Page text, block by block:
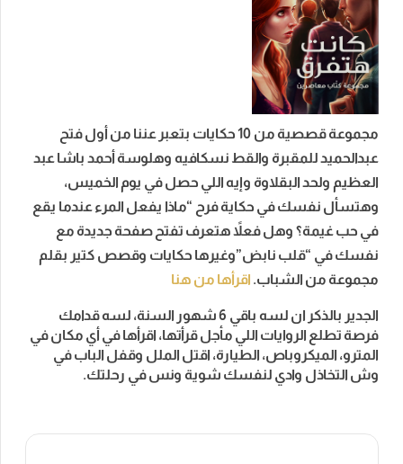
مجموعة قصصية من 10 حكايات بتعبر عننا من أول فتح
عبدالحميد للمقبرة والقط نسكافيه وهلوسة أحمد باشا عبد
العظيم ولحد البقلاوة وإيه اللي حصل في يوم الخميس،
وهتسأل نفسك في حكاية فرح “ماذا يفعل المرء عندما يقع
في حب غيمة؟ وهل فعلاً هتعرف تفتح صفحة جديدة مع
نفسك في “قلب نابض”وغيرها حكايات وقصص كتير بقلم
مجموعة من الشباب. اقرأها من هنا
الجدير بالذكر ان لسه باقي 6 شهور السنة، لسه قدامك
فرصة تطلع الروايات اللي مأجل قرأتها، اقرأها في أي مكان في
المترو، الميكروباص، الطيارة، اقتل الملل وقفل الباب في
وش التخاذل وادي لنفسك شوية ونس في رحلتك.